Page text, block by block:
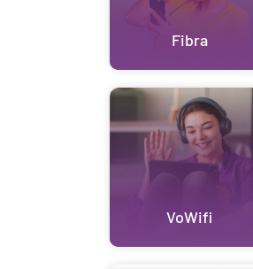
Fibra
VoWifi